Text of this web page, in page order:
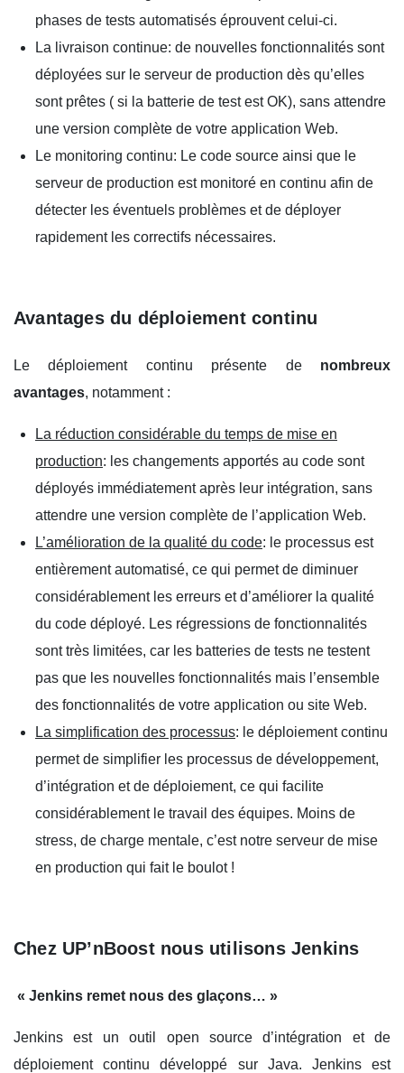
phases de tests automatisés éprouvent celui-ci.
La livraison continue: de nouvelles fonctionnalités sont
déployées sur le serveur de production dès qu’elles
sont prêtes ( si la batterie de test est OK), sans attendre
une version complète de votre application Web.
Le monitoring continu: Le code source ainsi que le
serveur de production est monitoré en continu afin de
détecter les éventuels problèmes et de déployer
rapidement les correctifs nécessaires.
Avantages du déploiement continu
Le déploiement continu présente de nombreux
avantages, notamment :
La réduction considérable du temps de mise en
production: les changements apportés au code sont
déployés immédiatement après leur intégration, sans
attendre une version complète de l’application Web.
L’amélioration de la qualité du code: le processus est
entièrement automatisé, ce qui permet de diminuer
considérablement les erreurs et d’améliorer la qualité
du code déployé. Les régressions de fonctionnalités
sont très limitées, car les batteries de tests ne testent
pas que les nouvelles fonctionnalités mais l’ensemble
des fonctionnalités de votre application ou site Web.
La simplification des processus: le déploiement continu
permet de simplifier les processus de développement,
d’intégration et de déploiement, ce qui facilite
considérablement le travail des équipes. Moins de
stress, de charge mentale, c’est notre serveur de mise
en production qui fait le boulot !
Chez UP’nBoost nous utilisons Jenkins
« Jenkins remet nous des glaçons… »
Jenkins est un outil open source d’intégration et de
déploiement continu développé sur Java. Jenkins est